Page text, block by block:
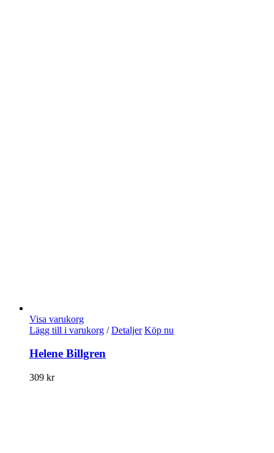
Visa varukorg
Lägg till i varukorg / Detaljer Köp nu
Helene Billgren
309 kr